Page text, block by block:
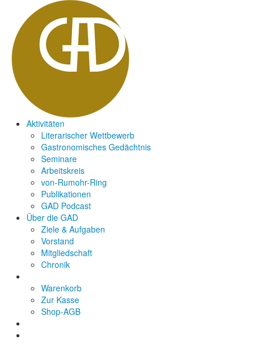
Aktivitäten
Literarischer Wettbewerb
Gastronomisches Gedächtnis
Seminare
Arbeitskreis
von-Rumohr-Ring
Publikationen
GAD Podcast
Über die GAD
Ziele & Aufgaben
Vorstand
Mitgliedschaft
Chronik
Warenkorb
Zur Kasse
Shop-AGB